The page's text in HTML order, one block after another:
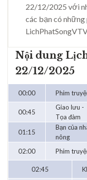
22/12/2025 với
các bạn có
Nội dung
22/12/2025
00:00 Phim
00:45
Giao lưu -
Tọa đàm
01:15
Bạn của
nông
02:00
Phim
02:45